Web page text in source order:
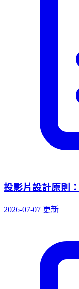
投影片設計原則
2026-07-07 更新